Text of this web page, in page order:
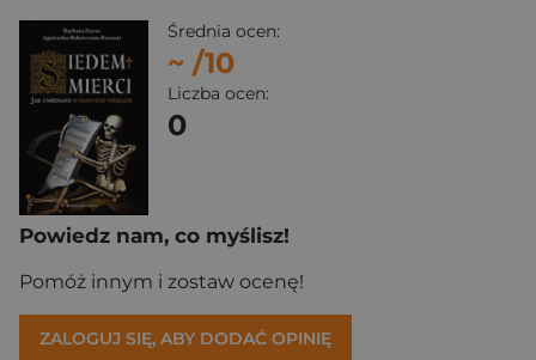
Średnia ocen:
~ /10
Liczba ocen:
0
Powiedz nam, co myślisz!
Pomóż innym i zostaw ocenę!
ZALOGUJ SIĘ, ABY DODAĆ OPINIĘ